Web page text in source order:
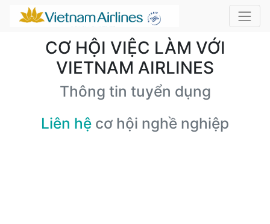
CƠ HỘI VIỆC LÀM VỚI
VIETNAM AIRLINES
Thông tin tuyển dụng
Liên hệ cơ hội nghề nghiệp